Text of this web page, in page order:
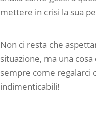
mettere in crisi la sua
Non ci resta che
situazione, ma una cosa
sempre come regalarci
indimenticabili!